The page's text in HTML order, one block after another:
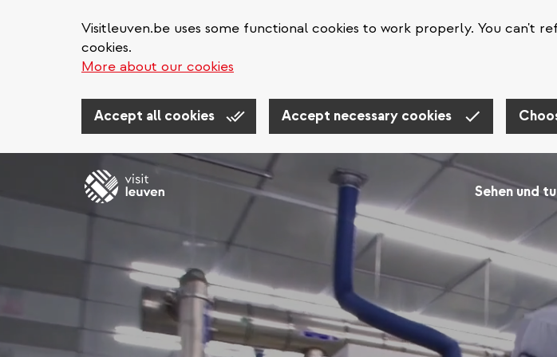
Visitleuven.be uses some functional cookies to work properly. You can't
cookies.
More about our cookies
Accept all cookies Accept necessary cookies
Inhalt
Sehen und